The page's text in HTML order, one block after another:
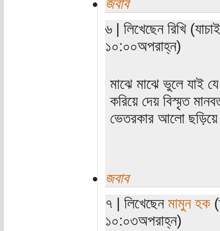
জবাব
৬ | লিখেছেন রিখি
১০:০০অপরাহ্ন)
মাঝে মাঝে ভুলে যাই
করিয়ে দেয় বিস্মৃত
ভেতরকার আলো ছড়িয়ে
জবাব
৭ | লিখেছেন মামুন হক
১০:০৩অপরাহ্ন)